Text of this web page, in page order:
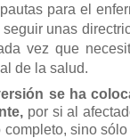
para el
unas
vez que
de la salud.
se ha
por si al
sino